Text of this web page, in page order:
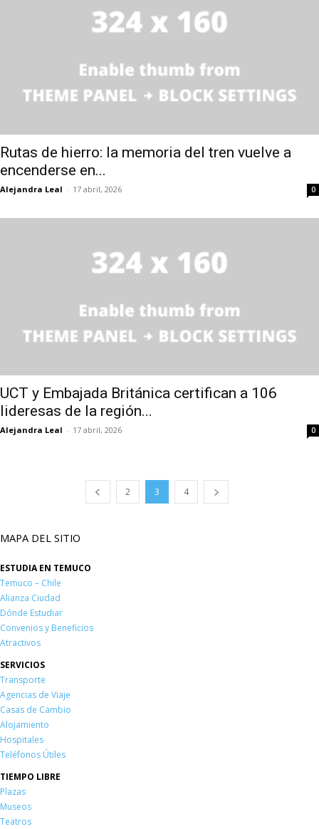
Rutas de hierro: la memoria del tren vuelve a
encenderse en...
Alejandra Leal - 17 abril, 2026 0
UCT y Embajada Británica certifican a 106
lideresas de la región...
Alejandra Leal - 17 abril, 2026 0
2 3 4
MAPA DEL SITIO
ESTUDIA EN TEMUCO
Temuco – Chile
Alianza Ciudad
Dónde Estudiar
Convenios y Beneficios
Atractivos
SERVICIOS
Transporte
Agencias de Viaje
Casas de Cambio
Alojamiento
Hospitales
Teléfonos Útiles
TIEMPO LIBRE
Plazas
Museos
Teatros